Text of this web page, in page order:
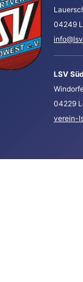
04249
LSV
04229
verein-